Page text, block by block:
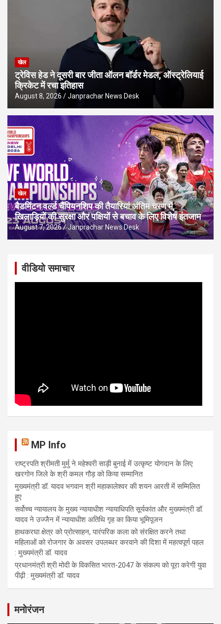
खेल
ट्रेविस हेड ने दूसरी बार जीता ऑलन बॉर्डर मेडल, ऑस्ट्रेलियाई
क्रिकेट में रचा इतिहास
August 8, 2026 Janprachar News Desk
खेल
बैडमिंटन वर्ल्ड चैंपियनशिप की तैयारियां अंतिम चरण में,
खिलाड़ियों की सुरक्षा और पक्षियों से बचाव के लिए विशेष इंतजाम
August 7, 2026 Janprachar News Desk
वीडियो समाचार
MP Info
राष्ट्रपति श्रीमती मुर्मु ने महेश्वरी साड़ी बुनाई में उत्कृष्ट योगदान के लिए
खरगोन जिले के श्री कमल गौड़ को किया सम्मानित
मुख्यमंत्री डॉ. यादव भगवान श्री महाकालेश्‍वर की शयन आरती में सम्मिलित
हुए
सर्वोच्च न्यायालय के मुख्‍य न्‍यायाधीश न्यायाधिपति सूर्यकांत और मुख्यमंत्री डॉ.
यादव ने उज्जैन में न्यायाधीश अतिथि गृह का किया भूमिपूजन
हाथकरघा क्षेत्र को प्रोत्साहन, पारंपरिक कला को संरक्षित करने तथा
महिलाओं को रोजगार के अवसर उपलब्धर करवाने की दिशा में महत्वपूर्ण पहल
: मुख्यमंत्री डॉ. यादव
प्रधानमंत्री श्री मोदी के विकसित भारत-2047 के संकल्प को पूरा करेगी युवा
पीढ़ी : मुख्यमंत्री डॉ. यादव
मनोरंजन